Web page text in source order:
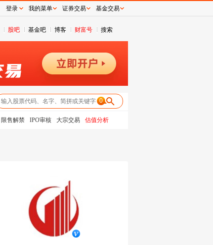
股吧 基金吧 博客 财富号 搜索
0
限售解禁 IPO审核 大宗交易 估值分析
登录 我的菜单 证券交易 基金交易